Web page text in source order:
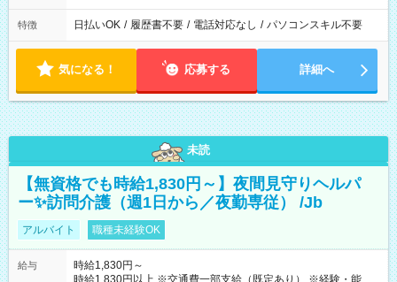
特徴 日払いOK / 履歴書不要 / 電話対応なし / パソコンスキル不要
気になる！ 応募する 詳細へ
未読
【無資格でも時給1,830円～】夜間見守りヘルパ
ー✨訪問介護（週1日から／夜勤専従） /Jb
アルバイト 職種未経験OK
給与
時給1,830円～
時給1,830円以上 ※交通費一部支給（既定あり） ※経験・能力を